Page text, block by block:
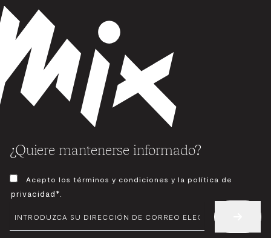
¿Quiere mantenerse informado?
CONSENTIMIENTO
Acepto los términos y condiciones y la política de
privacidad*
CORREO
ELECTRÓNICO